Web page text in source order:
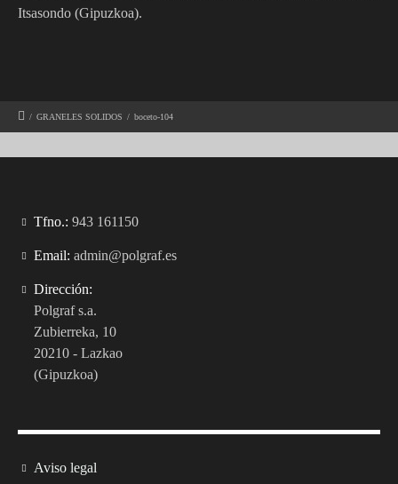
Itsasondo (Gipuzkoa).
/ GRANELES SOLIDOS / boceto-104
Tfno.: 943 161150
Email: admin@polgraf.es
Dirección:
Polgraf s.a.
Zubierreka, 10
20210 - Lazkao
(Gipuzkoa)
Aviso legal